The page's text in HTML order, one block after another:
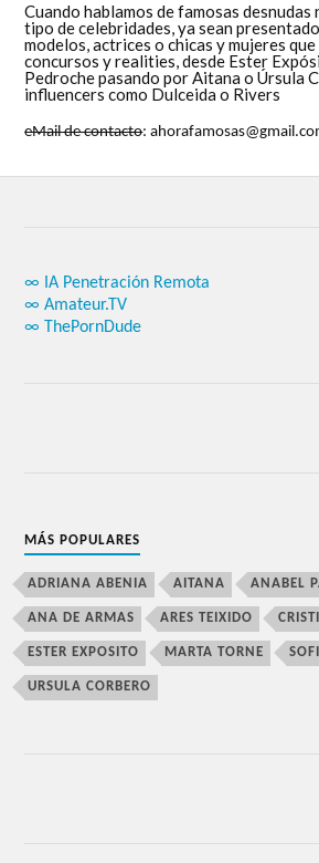
Cuando hablamos de famosas
tipo de celebridades, ya sean
modelos, actrices o chicas y mujeres
concursos y realities, desde Ester
Pedroche pasando por Aitana o Úrsula
influencers como Dulceida o Rivers
eMail de contacto:
∞ IA Penetración Remota
∞ Amateur.TV
∞ ThePornDude
MÁS POPULARES
ADRIANA ABENIA AITANA ANABEL
ANA DE ARMAS ARES TEIXIDO
ESTER EXPOSITO MARTA TORNE
URSULA CORBERO